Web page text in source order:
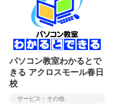
パソコン教室わかるとで
きる アクロスモール春日
校
サービス・その他